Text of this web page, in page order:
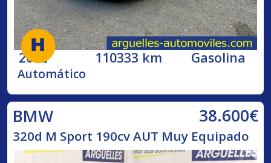
2002 110333 km Gasolina
Automático
BMW 38.600€
320d M Sport 190cv AUT Muy Equipado